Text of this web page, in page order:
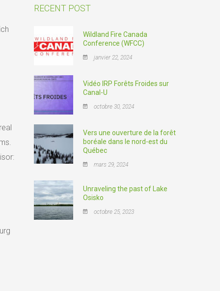
RECENT POST
Wildland Fire Canada
Conference (WFCC)
janvier 22, 2024
Vidéo IRP Forêts Froides sur
Canal-U
octobre 30, 2024
Vers une ouverture de la forêt
boréale dans le nord-est du
Québec
mars 29, 2024
Unraveling the past of Lake
Osisko
octobre 25, 2023